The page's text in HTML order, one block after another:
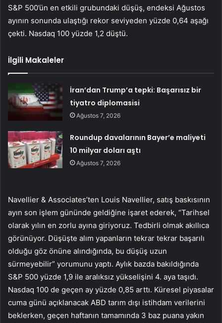
S&P 500’ün en etkili grubundaki düşüş, endeksi Ağustos
ayının sonunda ulaştığı rekor seviyeden yüzde 0,64 aşağı
çekti. Nasdaq 100 yüzde 1,2 düştü.
İlgili Makaleler
İran’dan Trump’a tepki: Başarısız bir
tiyatro diplomasisi
Ağustos 7, 2026
Roundup davalarının Bayer’e maliyeti
10 milyar doları aştı
Ağustos 7, 2026
Navellier & Associates’ten Louis Navellier, satış baskısının
ayın son işlem gününde geldiğine işaret ederek, “Tarihsel
olarak yılın en zorlu ayına giriyoruz. Tedbirli olmak akıllıca
görünüyor. Düşüşte alım yapanların tekrar tekrar başarılı
olduğu göz önüne alındığında, bu düşüş uzun
sürmeyebilir” yorumunu yaptı. Aylık bazda bakıldığında
S&P 500 yüzde 1,9 ile aralıksız yükselişini 4. aya taşıdı.
Nasdaq 100 de geçen ay yüzde 0,85 arttı. Küresel piyasalar
cuma günü açıklanacak ABD tarım dışı istihdam verilerini
beklerken, geçen haftanın tamamında 3 baz puana yakın